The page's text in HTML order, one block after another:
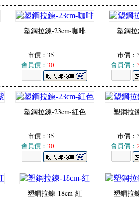
塑鋼拉鍊-23cm-咖啡
市價： 35
會員價： 30
塑鋼
市價：
會員價：
塑鋼拉鍊-23cm-紅色
市價： 35
會員價： 30
塑鋼拉
市價：
會員價：
塑鋼拉鍊-18cm-紅 塑鋼拉